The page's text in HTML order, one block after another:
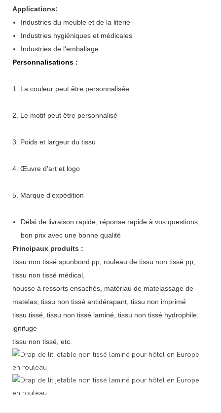
Applications:
Industries du meuble et de la literie
Industries hygiéniques et médicales
Industries de l'emballage
Personnalisations :
1. La couleur peut être personnalisée
2. Le motif peut être personnalisé
3. Poids et largeur du tissu
4. Œuvre d'art et logo
5. Marque d'expédition
Délai de livraison rapide, réponse rapide à vos questions,
bon prix avec une bonne qualité
Principaux produits :
tissu non tissé spunbond pp, rouleau de tissu non tissé pp,
tissu non tissé médical,
housse à ressorts ensachés, matériau de matelassage de
matelas, tissu non tissé antidérapant, tissu non imprimé
tissu tissé, tissu non tissé laminé, tissu non tissé hydrophile,
ignifuge
tissu non tissé, etc.